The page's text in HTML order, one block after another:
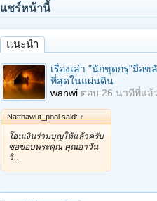
แชร์หน้านี้
แนะนำ
เรื่องเล่า "นักขุดกรุ"มือข
ที่สุดในแผ่นดิน
wanwi ตอบ 26 นาทีที่แล้
Natthawut_pool said: ↑
โอนเงินร่วมบุญให้แล้วครับ
ขอขอบพระคุณ คุณอาวัน
วิ…